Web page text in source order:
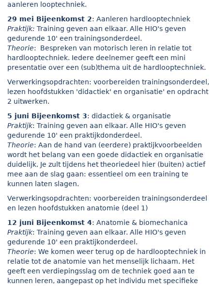
aanleren looptechniek.
29 mei Bijeenkomst 2: Aanleren hardlooptechniek
Praktijk: Training geven aan elkaar. Alle HIO's geven
gedurende 10' een trainingsonderdeel.
Theorie: Bespreken van motorisch leren in relatie tot
hardlooptechniek. Iedere deelnemer geeft een mini
presentatie over een (sub)thema uit de hardlooptechniek.
Verwerkingsopdrachten: voorbereiden trainingsonderdeel,
lezen hoofdstukken 'didactiek' en organisatie' en opdracht
2 uitwerken.
5 juni Bijeenkomst 3: didactiek & organisatie
Praktijk: Training geven aan elkaar. Alle HIO's geven
gedurende 10' een praktijkdonderdeel.
Theorie: Aan de hand van (eerdere) praktijkvoorbeelden
wordt het belang van een goede didactiek en organisatie
duidelijk. Je zult tijdens het theoriedeel hier (buiten) actief
mee aan de slag gaan: essentieel om een training te
kunnen laten slagen.
Verwerkingsopdrachten: voorbereiden trainingsonderdeel
en lezen hoofdstukken anatomie (deel 1)
12 juni Bijeenkomst 4: Anatomie & biomechanica
Praktijk: Training geven aan elkaar. Alle HIO's geven
gedurende 10' een praktijkonderdeel.
Theorie: We komen weer terug op de hardlooptechniek in
relatie tot de anatomie van het menselijk lichaam. Het
geeft een verdiepingsslag om de techniek goed aan te
kunnen leren, aangepast op het individu met specifieke